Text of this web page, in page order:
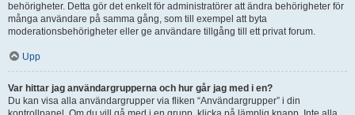
behörigheter. Detta gör det enkelt för administratörer att ändra behörigheter för
många användare på samma gång, som till exempel att byta
moderationsbehörigheter eller ge användare tillgång till ett privat forum.
Upp
Var hittar jag användargrupperna och hur går jag med i en?
Du kan visa alla användargrupper via fliken “Användargrupper” i din